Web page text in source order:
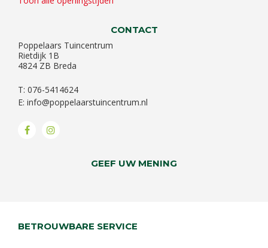
CONTACT
Poppelaars Tuincentrum
Rietdijk 1B
4824 ZB Breda
T: 076-5414624
E: info@poppelaarstuincentrum.nl
GEEF UW MENING
BETROUWBARE SERVICE